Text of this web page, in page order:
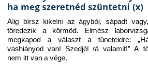
ha meg szeretnéd szüntetni (x)
Alig bírsz kikelni az ágyból, sápadt
töredezik a körmöd. Elmész
megkapod a választ a tüneteidre:
vashiányod van! Szedjél rá valamit!” A
nem itt van a vége.